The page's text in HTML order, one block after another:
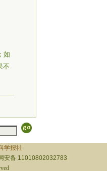
如
不
学报社
安备 11010802032783